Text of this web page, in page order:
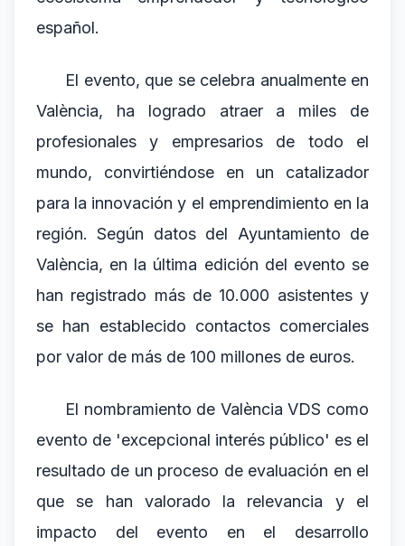
español.
El evento, que se celebra anualmente en
València, ha logrado atraer a miles de
profesionales y empresarios de todo el
mundo, convirtiéndose en un catalizador
para la innovación y el emprendimiento en la
región. Según datos del Ayuntamiento de
València, en la última edición del evento se
han registrado más de 10.000 asistentes y
se han establecido contactos comerciales
por valor de más de 100 millones de euros.
El nombramiento de València VDS como
evento de 'excepcional interés público' es el
resultado de un proceso de evaluación en el
que se han valorado la relevancia y el
impacto del evento en el desarrollo